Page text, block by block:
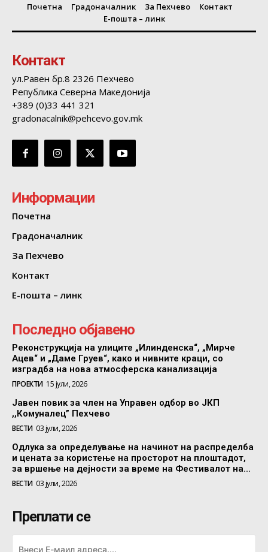
Почетна Градоначалник За Пехчево
Контакт
Е-пошта – линк
Контакт
ул.Равен бр.8 2326 Пехчево
Република Северна Македонија
+389 (0)33 441 321
gradonacalnik@pehcevo.gov.mk
Информации
Почетна
Градоначалник
За Пехчево
Контакт
Е-пошта – линк
Последно објавено
Реконструкција на улиците „Илинденска“, „Мирче
Ацев“ и „Даме Груев“, како и нивните краци, со
изградба на нова атмосферска канализација
ПРОЕКТИ 15 јули, 2026
Јавен повик за член на Управен одбор во ЈКП
,,Комуналец” Пехчево
ВЕСТИ 03 јули, 2026
Одлука за определување на начинот на распределба
и цената за користење на просторот на плоштадот,
за вршење на дејности за време на Фестивалот на...
ВЕСТИ 03 јули, 2026
Преплати се